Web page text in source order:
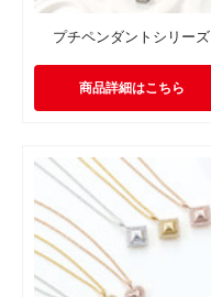
プチペンダントシリーズ
商品詳細はこちら